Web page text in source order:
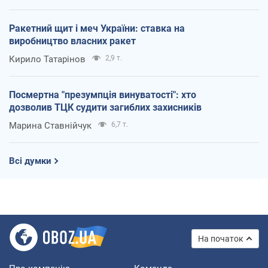
Ракетний щит і меч України: ставка на
виробництво власних ракет
Кирило Татарінов 2,9 т.
Посмертна "презумпція винуватості": хто
дозволив ТЦК судити загиблих захисників
Марина Ставнійчук 6,7 т.
Всі думки
На початок